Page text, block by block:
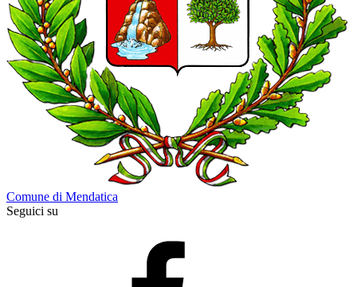
Comune di Mendatica
Seguici su